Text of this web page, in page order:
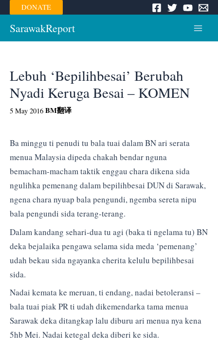
Skip
to
content
DONATE
SarawakReport
Lebuh ‘Bepilihbesai’ Berubah
Nyadi Keruga Besai – KOMEN
5 May 2016 BM翻译
Ba minggu ti penudi tu bala tuai dalam BN ari serata
menua Malaysia dipeda chakah bendar nguna
bemacham-macham taktik enggau chara dikena sida
ngulihka pemenang dalam bepilihbesai DUN di Sarawak,
ngena chara nyuap bala pengundi, ngemba sereta nipu
bala pengundi sida terang-terang.
Dalam kandang sehari-dua tu agi (baka ti ngelama tu) BN
deka bejalaika pengawa selama sida meda ‘pemenang’
udah bekau sida ngayanka cherita kelulu bepilihbesai
sida.
Nadai kemata ke meruan, ti endang, nadai betoleransi –
bala tuai piak PR ti udah dikemendarka tama menua
Sarawak deka ditangkap lalu diburu ari menua nya kena
5hb Mei. Nadai ketegal deka diberi ke sida.